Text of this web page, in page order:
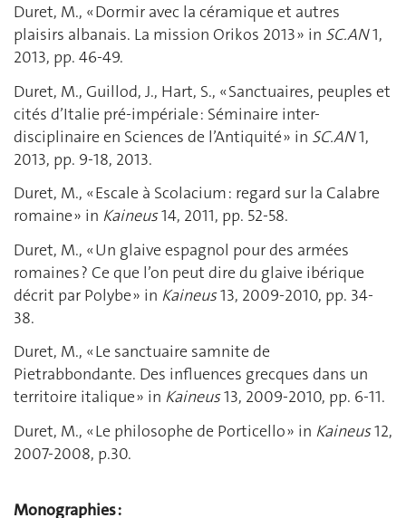
Duret, M., « Dormir avec la céramique et autres
plaisirs albanais. La mission Orikos 2013 » in SC.AN1,
2013, pp. 46-49.
Duret, M., Guillod, J., Hart, S., « Sanctuaires, peuples et
cités d’Italie pré-impériale : Séminaire inter-
disciplinaire en Sciences de l’Antiquité » in SC.AN1,
2013, pp. 9-18, 2013.
Duret, M., « Escale à Scolacium : regard sur la Calabre
romaine » in Kaineus14, 2011, pp. 52-58.
Duret, M., « Un glaive espagnol pour des armées
romaines ? Ce que l’on peut dire du glaive ibérique
décrit par Polybe » in Kaineus13, 2009-2010, pp. 34-
38.
Duret, M., « Le sanctuaire samnite de
Pietrabbondante. Des influences grecques dans un
territoire italique » in Kaineus13, 2009-2010, pp. 6-11.
Duret, M., « Le philosophe de Porticello » in Kaineus12,
2007-2008, p.30.
Monographies :